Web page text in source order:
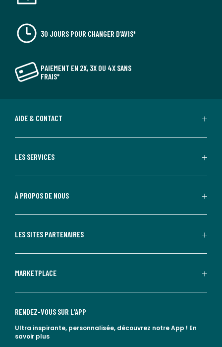
30 JOURS POUR CHANGER D'AVIS*
PAIEMENT EN 2X, 3X OU 4X SANS
FRAIS*
AIDE & CONTACT
LES SERVICES
À PROPOS DE NOUS
LES SITES PARTENAIRES
MARKETPLACE
RENDEZ-VOUS SUR L'APP
Ultra inspirante, personnalisée, découvrez notre App ! En
savoir plus